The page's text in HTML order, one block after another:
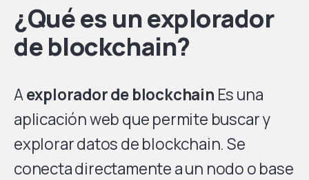
¿Qué es un explorador
de blockchain?
Aexplorador de blockchain Es una
aplicación web que permite buscar y
explorar datos de blockchain. Se
conecta directamente a un nodo o base